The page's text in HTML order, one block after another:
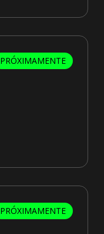
PRÓXIMAMENTE
PRÓXIMAMENTE